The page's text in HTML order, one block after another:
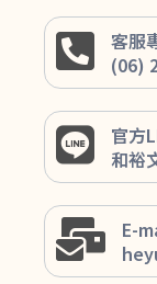
客服
(06)
官方
和裕
E-